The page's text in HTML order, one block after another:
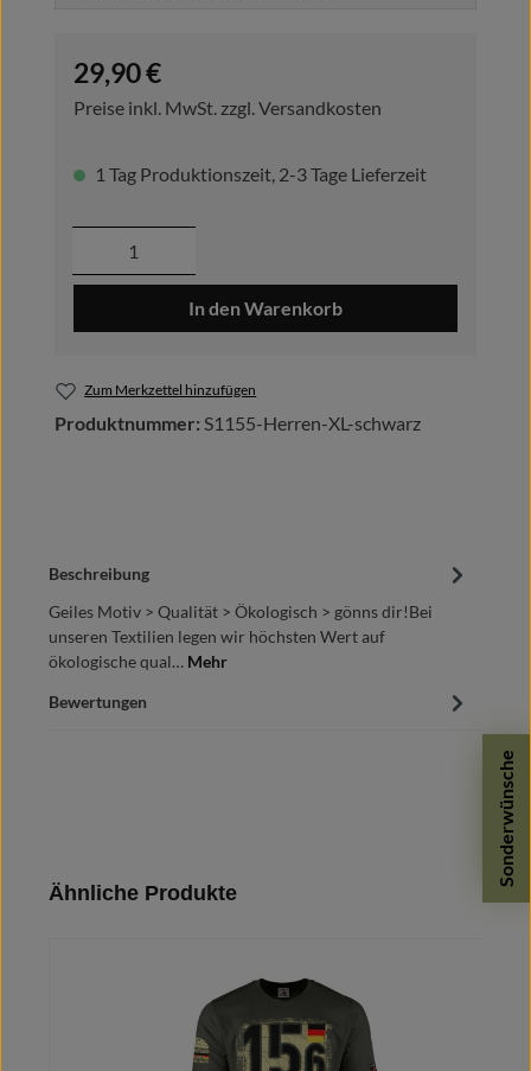
Regulärer Preis:
29,90 €
Preise inkl. MwSt. zzgl. Versandkosten
1 Tag Produktionszeit, 2-3 Tage Lieferzeit
Produkt Anzahl: Gib den gewünschten
In den Warenkorb
Zum Merkzettel hinzufügen
Produktnummer: S1155-Herren-XL-schwarz
Sonderwünsche
Beschreibung
Geiles Motiv > Qualität > Ökologisch > gönns dir!Bei
unseren Textilien legen wir höchsten Wert auf
ökologische qual… Mehr
Bewertungen
Produktgalerie überspringen
Ähnliche Produkte